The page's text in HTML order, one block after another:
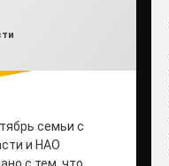
семьи с
и НАО